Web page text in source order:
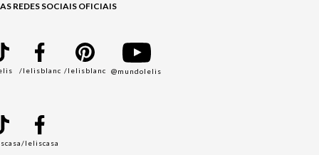
REDES SOCIAIS OFICIAIS
/lelisblanc /lelisblanc @mundolelis
/leliscasa